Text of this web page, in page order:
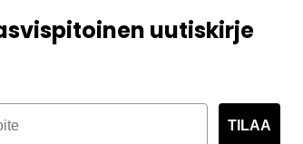
uutiskirje
TILAA